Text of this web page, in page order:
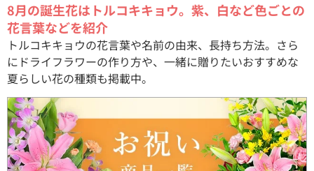
8月の誕生花はトルコキキョウ。紫、白など色ごとの
花言葉などを紹介
トルコキキョウの花言葉や名前の由来、長持ち方法。さら
にドライフラワーの作り方や、一緒に贈りたいおすすめな
夏らしい花の種類も掲載中。